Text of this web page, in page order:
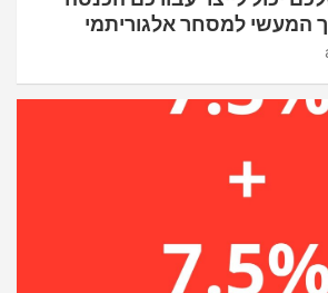
המעשי למסחר אלגוריתמי